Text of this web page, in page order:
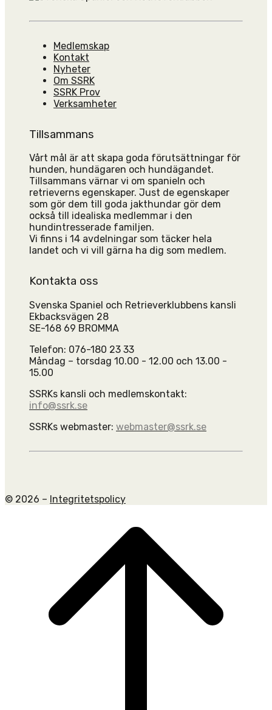
Medlemskap
Kontakt
Nyheter
Om SSRK
SSRK Prov
Verksamheter
Tillsammans
Vårt mål är att skapa goda förutsättningar för
hunden, hundägaren och hundägandet.
Tillsammans värnar vi om spanieln och
retrieverns egenskaper. Just de egenskaper
som gör dem till goda jakthundar gör dem
också till idealiska medlemmar i den
hundintresserade familjen.
Vi finns i 14 avdelningar som täcker hela
landet och vi vill gärna ha dig som medlem.
Kontakta oss
Svenska Spaniel och Retrieverklubbens kansli
Ekbacksvägen 28
SE-168 69 BROMMA
Telefon: 076-180 23 33
Måndag – torsdag 10.00 - 12.00 och 13.00 -
15.00
SSRKs kansli och medlemskontakt:
info@ssrk.se
SSRKs webmaster: webmaster@ssrk.se
© 2026 – Integritetspolicy